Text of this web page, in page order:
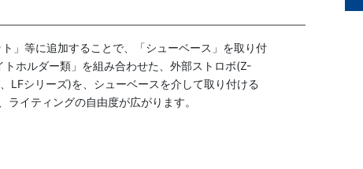
」等に追加することで、「シューベース」を取り付
ホルダー類」を組み合わせた、外部ストロボ(Z-
シリーズ)を、シューベースを介して取り付ける
イティングの自由度が広がります。